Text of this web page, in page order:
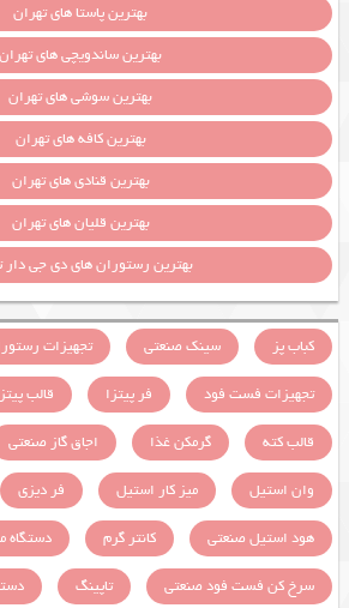
بهترین پاستا های تهران
بهترین ساندویچی های تهران
بهترین سوشی های تهران
بهترین کافه های تهران
بهترین قنادی های تهران
بهترین قلیان های تهران
بهترین رستوران های دی جی دار
کباب پز سینک صنعتی
تجهیزات
تجهیزات فست فود
فر پیتزا قالب
قالب کته
گرمکن غذا اجاق گاز صنعتی
وان استیل
میز کار استیل فر دیزی
هود استیل صنعتی
کانتر گرم
دستگاه
سرخ کن فست فود صنعتی
تاپینگ